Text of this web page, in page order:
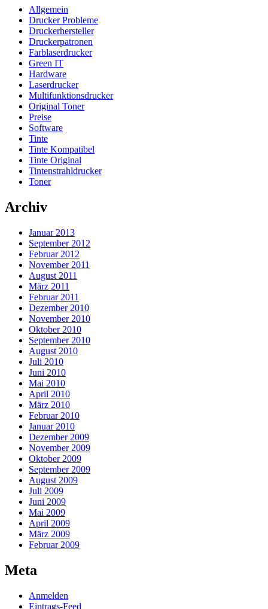
Allgemein
Drucker Probleme
Druckerhersteller
Druckerpatronen
Farblaserdrucker
Green IT
Hardware
Laserdrucker
Multifunktionsdrucker
Original Toner
Preise
Software
Tinte
Tinte Kompatibel
Tinte Original
Tintenstrahldrucker
Toner
Archiv
Januar 2013
September 2012
Februar 2012
November 2011
August 2011
März 2011
Februar 2011
Dezember 2010
November 2010
Oktober 2010
September 2010
August 2010
Juli 2010
Juni 2010
Mai 2010
April 2010
März 2010
Februar 2010
Januar 2010
Dezember 2009
November 2009
Oktober 2009
September 2009
August 2009
Juli 2009
Juni 2009
Mai 2009
April 2009
März 2009
Februar 2009
Meta
Anmelden
Eintrags-Feed